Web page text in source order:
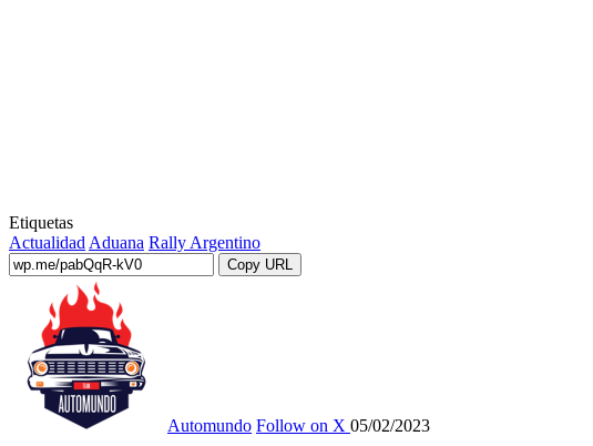
Etiquetas
Actualidad Aduana Rally Argentino
Copy URL
Automundo Follow on X 05/02/2023